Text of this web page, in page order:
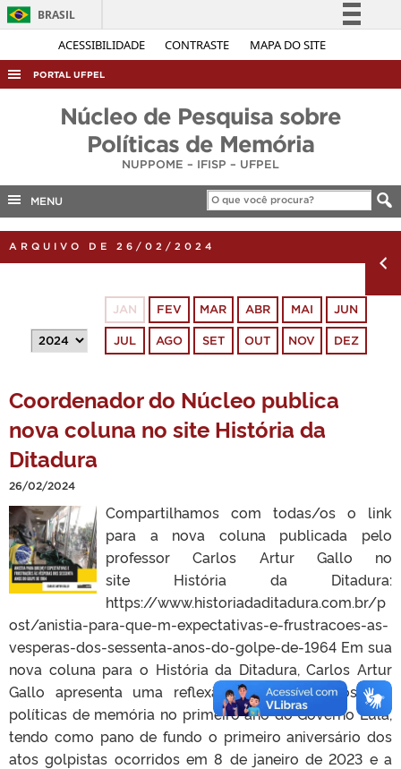
ACESSIBILIDADE CONTRASTE MAPA DO SITE
BRASIL
Simplifique!
Acesso à informação
Legislação
PORTAL UFPEL
ACESSO À INFORMAÇÃO
CONCURSOS
Núcleo de Pesquisa sobre
Políticas de Memória
NUPPOME – IFISP – UFPEL
MENU
ARQUIVO DE 26/02/2024
JAN FEV MAR ABR MAI JUN
JUL AGO SET OUT NOV DEZ
Coordenador do Núcleo publica
nova coluna no site História da
Ditadura
26/02/2024
Compartilhamos com todas/os o link
para a nova coluna publicada pelo
professor Carlos Artur Gallo no
site História da Ditadura:
https://www.historiadaditadura.com.br/p
ost/anistia-para-que-m-expectativas-e-frustracoes-as-
vesperas-dos-sessenta-anos-do-golpe-de-1964 Em sua
nova coluna para o História da Ditadura, Carlos Artur
Gallo apresenta uma reflexão sobre os rumos das
políticas de memória no primeiro ano do Governo Lula,
tendo como pano de fundo o primeiro aniversário dos
atos golpistas ocorridos em 8 de janeiro de 2023 e a